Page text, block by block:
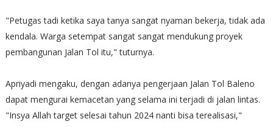
"Petugas tadi ketika saya tanya sangat nyaman bekerja, tidak ada
kendala. Warga setempat sangat sangat mendukung proyek
pembangunan Jalan Tol itu," tuturnya.
Apriyadi mengaku, dengan adanya pengerjaan Jalan Tol Baleno
dapat mengurai kemacetan yang selama ini terjadi di jalan lintas.
"Insya Allah target selesai tahun 2024 nanti bisa terealisasi,"